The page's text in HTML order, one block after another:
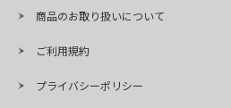
商品のお取り扱いについて
ご利用規約
プライバシーポリシー